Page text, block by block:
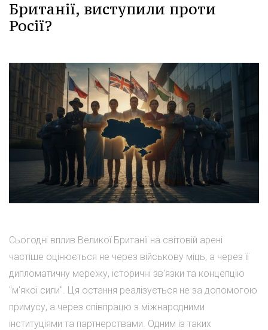
Британії, виступили проти
Росії?
Сьогодні вплив Великої Британії на світовій арені
частіше оцінюється не через військову міць, а через її
дипломатичну мережу, історичні зв'язки та концепцію
"м'якої сили". Ця остання реалізується не за допомогою
примусу, а через співпрацю з міжнародними
інституціями та партнерствами. Одним із таких